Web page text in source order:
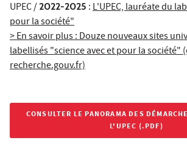
UPEC /2022-2025 :L'UPEC, lauréate du
pour la société"
> En savoir plus : Douze nouveaux sites
labellisés "science avec et pour la société"
recherche.gouv.fr)
CONSULTER LE PANORAMA DES
L'UPEC (.PDF)